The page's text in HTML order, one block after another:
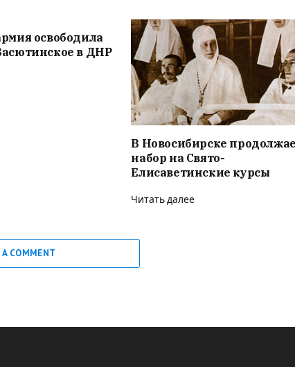
освободила
в ДНР
В Новосибирске
набор на Свято-
Елисаветинские курсы
Читать далее
COMMENT